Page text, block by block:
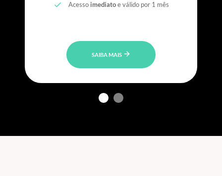
Acesso imediatoe válido por 1 mês
SAIBA MAIS